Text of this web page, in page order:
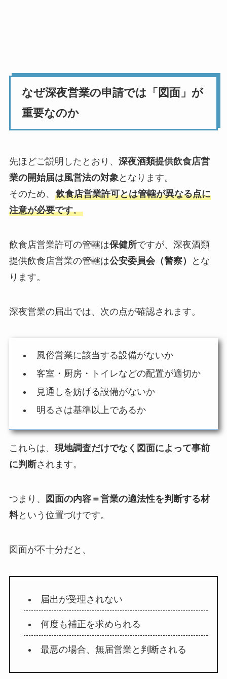
なぜ深夜営業の申請では「図面」が
重要なのか
先ほどご説明したとおり、 深夜酒類提供飲食店営
業の開始届は風営法の対象となります。
そのため、 飲食店営業許可とは管轄が異なる点に
注意が必要です。
飲食店営業許可の管轄は保健所ですが、深夜酒類
提供飲食店営業の管轄は公安委員会（警察）
とな
ります。
深夜営業の届出では、次の点が確認されます。
風俗営業に該当する設備がないか
客室・厨房・トイレなどの配置が適切か
見通しを妨げる設備がないか
明るさは基準以上であるか
これらは、 現地調査だけでなく図面によって事前
に判断されます。
つまり、
図面の内容＝営業の適法性を判断する材
料という位置づけです。
図面が不十分だと、
届出が受理されない
何度も補正を求められる
最悪の場合、無届営業と判断される